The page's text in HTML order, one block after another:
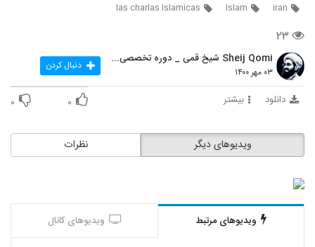
iran
Islam
las charlas Islamicas
۲۳
Sheij Qomi شیخ قمی _ دوره تخصصی تربیت مبلغه غرب
۰۳ مهر ۱۴۰۰ دنبال کردن
دانلود بیشتر ۰ ۰
نظرات ویدیوهای دیگر
ویدیوهای مرتبط ویدیوهای کانال